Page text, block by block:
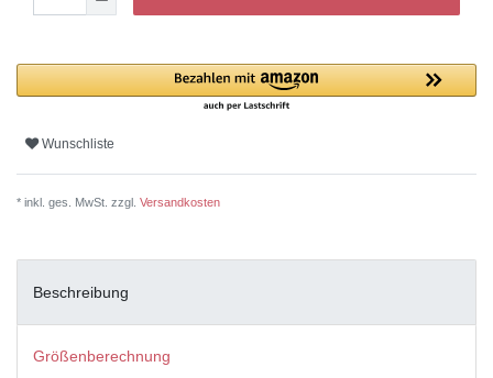
Wunschliste
* inkl. ges. MwSt. zzgl. Versandkosten
Beschreibung
Größenberechnung